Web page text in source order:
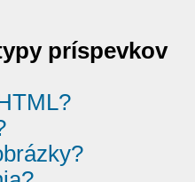
príspevkov